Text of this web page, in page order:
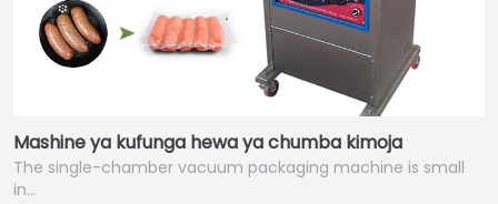
Mashine ya kufunga hewa ya chumba kimoja
The single-chamber vacuum packaging machine is small
in…